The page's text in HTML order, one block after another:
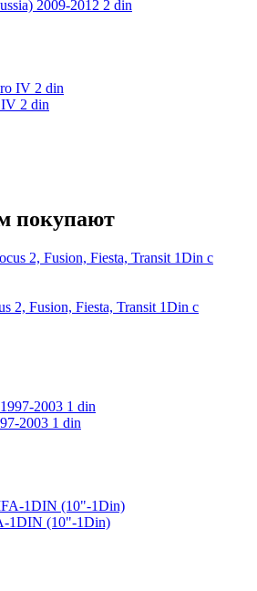
2009-2012 2 din
IV 2 din
покупают
2, Fusion, Fiesta, Transit 1Din с
2003 1 din
1DIN (10"-1Din)